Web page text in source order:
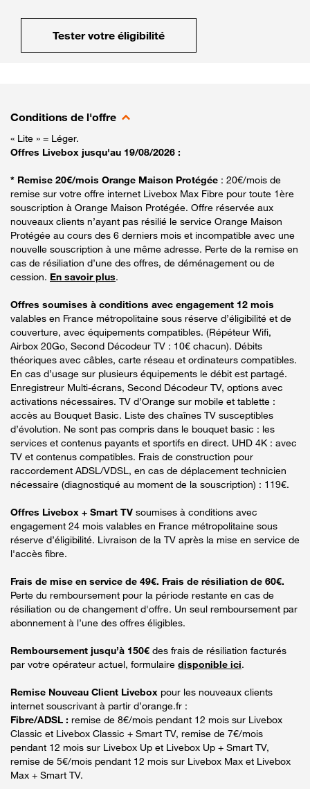
Tester votre éligibilité
Conditions de l'offre
« Lite » = Léger.
Offres Livebox jusqu'au 19/08/2026 :
* Remise 20€/mois Orange Maison Protégée : 20€/mois de
remise sur votre offre internet Livebox Max Fibre pour toute 1ère
souscription à Orange Maison Protégée. Offre réservée aux
nouveaux clients n’ayant pas résilié le service Orange Maison
Protégée au cours des 6 derniers mois et incompatible avec une
nouvelle souscription à une même adresse. Perte de la remise en
cas de résiliation d’une des offres, de déménagement ou de
cession. En savoir plus.
Offres soumises à conditions avec engagement 12 mois
valables en France métropolitaine sous réserve d’éligibilité et de
couverture, avec équipements compatibles. (Répéteur Wifi,
Airbox 20Go, Second Décodeur TV : 10€ chacun). Débits
théoriques avec câbles, carte réseau et ordinateurs compatibles.
En cas d’usage sur plusieurs équipements le débit est partagé.
Enregistreur Multi-écrans, Second Décodeur TV, options avec
activations nécessaires. TV d’Orange sur mobile et tablette :
accès au Bouquet Basic. Liste des chaînes TV susceptibles
d’évolution. Ne sont pas compris dans le bouquet basic : les
services et contenus payants et sportifs en direct. UHD 4K : avec
TV et contenus compatibles. Frais de construction pour
raccordement ADSL/VDSL, en cas de déplacement technicien
nécessaire (diagnostiqué au moment de la souscription) : 119€.
Offres Livebox + Smart TV soumises à conditions avec
engagement 24 mois valables en France métropolitaine sous
réserve d’éligibilité. Livraison de la TV après la mise en service de
l'accès fibre.
Frais de mise en service de 49€. Frais de résiliation de 60€.
Perte du remboursement pour la période restante en cas de
résiliation ou de changement d'offre. Un seul remboursement par
abonnement à l’une des offres éligibles.
Remboursement jusqu’à 150€ des frais de résiliation facturés
par votre opérateur actuel, formulaire disponible ici.
Remise Nouveau Client Livebox pour les nouveaux clients
internet souscrivant à partir d’orange.fr :
Fibre/ADSL : remise de 8€/mois pendant 12 mois sur Livebox
Classic et Livebox Classic + Smart TV, remise de 7€/mois
pendant 12 mois sur Livebox Up et Livebox Up + Smart TV,
remise de 5€/mois pendant 12 mois sur Livebox Max et Livebox
Max + Smart TV.